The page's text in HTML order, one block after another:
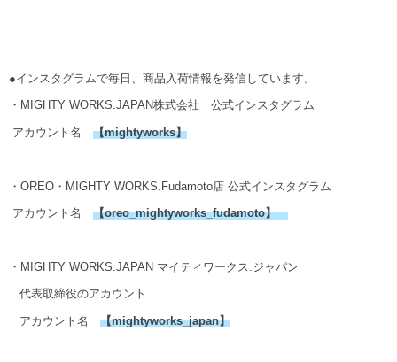
●インスタグラムで毎日、商品入荷情報を発信しています。
・MIGHTY WORKS.JAPAN株式会社 公式インスタグラム
アカウント名 【mightyworks】
・OREO・MIGHTY WORKS.Fudamoto店 公式インスタグラム
アカウント名 【oreo_mightyworks_fudamoto】
・MIGHTY WORKS.JAPAN マイティワークス.ジャパン
代表取締役のアカウント
アカウント名 【mightyworks_japan】